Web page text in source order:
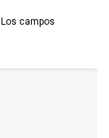
Los campos